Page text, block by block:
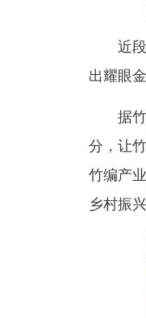
近
出耀眼
据
分，让
竹编产
乡村振